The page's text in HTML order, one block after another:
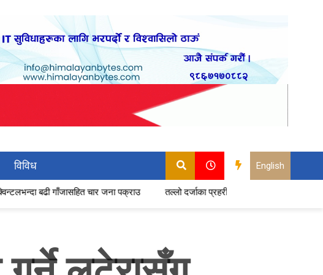
विविध English
चार जना पक्राउ तल्लो दर्जाका प्रहरीमा बढ्दो असन्तुष्टि : सेवा छाड्ने प्रमुख कारण